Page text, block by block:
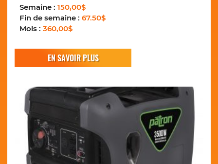
Semaine : 150,00$
Fin de semaine : 67.50$
Mois : 360,00$
EN SAVOIR PLUS